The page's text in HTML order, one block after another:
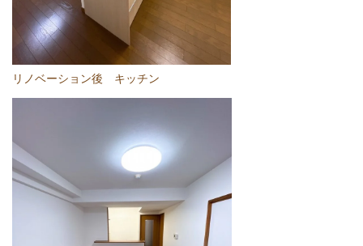
リノベーション後 キッチン